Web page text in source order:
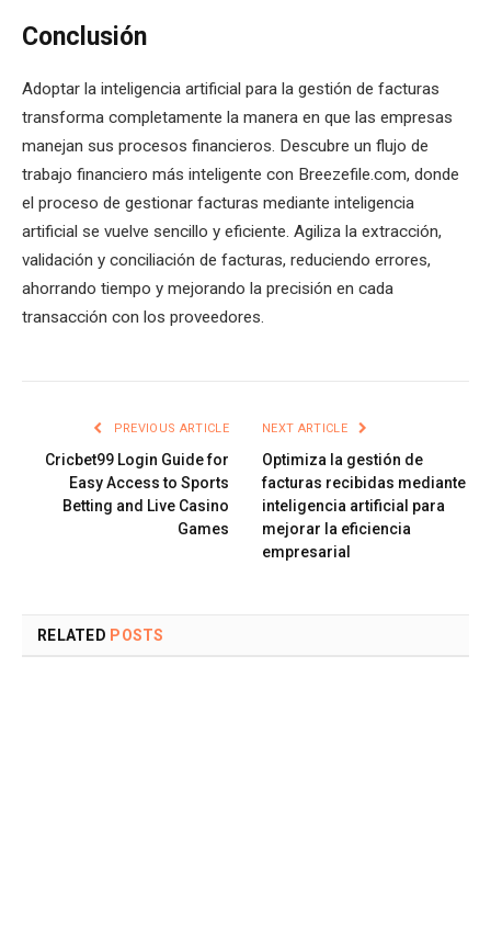
Conclusión
Adoptar la inteligencia artificial para la gestión de facturas
transforma completamente la manera en que las empresas
manejan sus procesos financieros. Descubre un flujo de
trabajo financiero más inteligente con Breezefile.com, donde
el proceso de gestionar facturas mediante inteligencia
artificial se vuelve sencillo y eficiente. Agiliza la extracción,
validación y conciliación de facturas, reduciendo errores,
ahorrando tiempo y mejorando la precisión en cada
transacción con los proveedores.
PREVIOUS ARTICLE
Cricbet99 Login Guide for
Easy Access to Sports
Betting and Live Casino
Games
NEXT ARTICLE
Optimiza la gestión de
facturas recibidas mediante
inteligencia artificial para
mejorar la eficiencia
empresarial
RELATED POSTS